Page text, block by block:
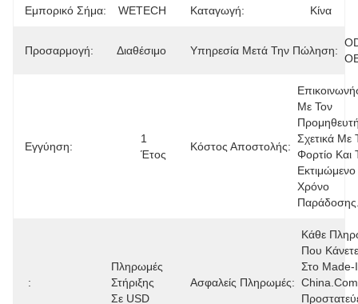
Εμπορικό Σήμα: WETECH Καταγωγή: Κίνα
Προσαρμογή: Διαθέσιμο Υπηρεσία Μετά Την Πώληση:
Εγγύηση:
1
Έτος
Κόστος Αποστολής:
Με Τον
Σχετικά Με
Φορτίο Και
Εκτιμώμενο
Χρόνο
:
Πληρωμές
Στήριξης
Σε USD
Ασφαλείς Πληρωμές:
Κάθε
Που Κάνετε
Στο Made-
China.com